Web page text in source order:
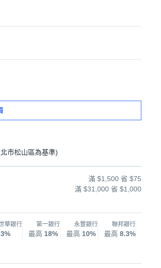
市松山區為基準)
滿 $1,500 省 $75
滿 $31,000 省 $1,000
華銀行 第一銀行
最高 18%
永豐銀行
最高 10%
聯邦銀行
最高 8.3%